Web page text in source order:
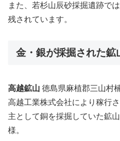
また、若杉山辰砂採掘遺跡で
残されています。
金・銀が採掘された鉱
高越鉱山 徳島県麻植郡三山村
高越工業株式会社により稼行さ
主として銅を採掘していた鉱
様。